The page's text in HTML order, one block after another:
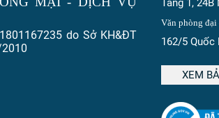
do Sở KH&ĐT
Văn phòng đại
162/5 Quốc
XEM